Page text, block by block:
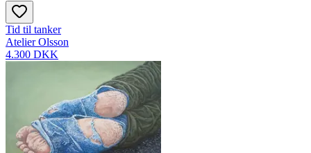
Tid til tanker
Atelier Olsson
4.300 DKK